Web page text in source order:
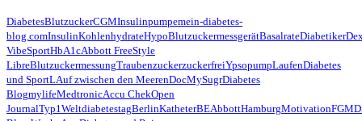
DiabetesBlutzuckerCGMInsulinpumpemein-diabetes-
blog.comInsulinKohlenhydrateHypoBlutzuckermessgerätBasalrateDiabetiker
VibeSportHbA1cAbbott FreeStyle
LibreBlutzuckermessungTraubenzuckerzuckerfreiYpsopumpLaufenDiabetes
und SportLAuf zwischen den MeerenDocMySugrDiabetes
BlogmylifeMedtronicAccu ChekOpen
JournalTyp1WeltdiabetestagBerlinKatheterBEAbbottHamburgMotivationFGM